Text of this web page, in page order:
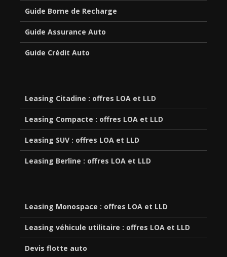
Guide Borne de Recharge
Guide Assurance Auto
Guide Crédit Auto
Leasing Citadine : offres LOA et LLD
Leasing Compacte : offres LOA et LLD
Leasing SUV : offres LOA et LLD
Leasing Berline : offres LOA et LLD
Leasing Monospace : offres LOA et LLD
Leasing véhicule utilitaire : offres LOA et LLD
Devis flotte auto